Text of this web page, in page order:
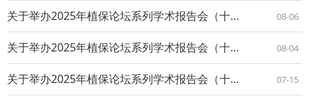
关于举办2025年植保论坛系列学术报告会（十八）的通知 08-06
关于举办2025年植保论坛系列学术报告会（十七）的通知 08-04
关于举办2025年植保论坛系列学术报告会（十六）的通知 07-15